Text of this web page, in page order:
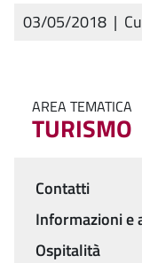
03/05/2018 |
AREA TEMATICA
TURISMO
Menu
Contatti
Informazioni e
Ospitalità